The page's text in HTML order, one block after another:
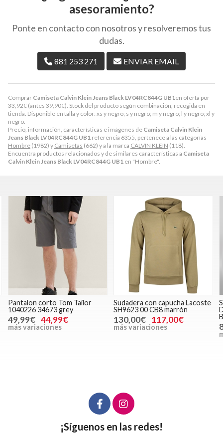
Comprar Camiseta Calvin Klein Jeans Black LV04RC844G UB1 en oferta por
33,92€ (antes 39,90€). Stock del producto según combinación, recogida en
tienda. Disponible en talla y color: xs y negro; s y negro; m y negro; l y negro; xl y
negro.
Precio, información, características e imágenes de Camiseta Calvin Klein
Jeans Black LV04RC844G UB1 referencia 6355, pertenece a las categorías
Hombre (1982) y Camisetas (662) y a la marca CALVIN KLEIN (118).
Encuentra productos relacionados y de similares características a Camiseta
Calvin Klein Jeans Black LV04RC844G UB1 en "Hombre".
asesoramiento?
Ponte en contacto con nosotros y resolveremos tus
dudas.
881 253 271 ENVIAR EMAIL
Pantalon corto Tom Tailor
1040226 34673 grey
49,99€ 44,99€
más variaciones
Sudadera con capucha Lacoste
SH9623 00 CB8 marrón
130,00€ 117,00€
más variaciones
¡Síguenos en las redes!